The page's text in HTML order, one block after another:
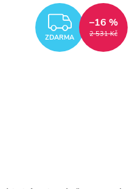
ZDARMA 2 531 Kč
–16 %